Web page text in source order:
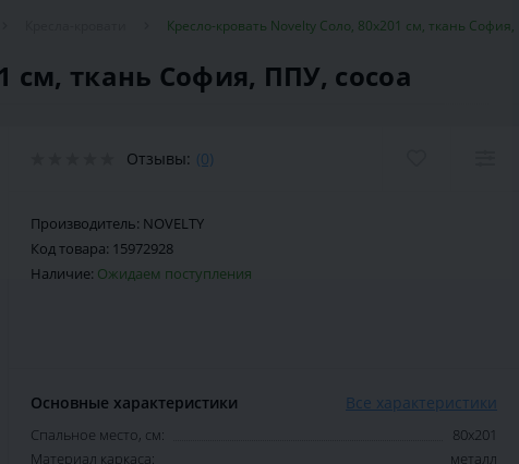
Кресло-кровать Novelty Соло, 80х201 см, ткань
см, ткань София, ППУ, cocoa
Отзывы: (0)
Производитель: NOVELTY
Код товара: 15972928
Наличие: Ожидаем поступления
Основные характеристики Все характеристики
Спальное место, см:
80х201
Материал каркаса:
металл